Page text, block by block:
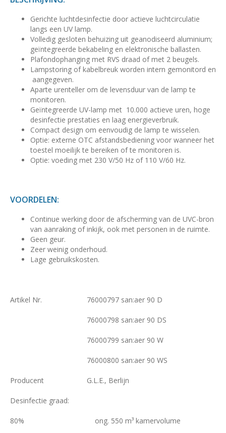
Gerichte luchtdesinfectie door actieve luchtcirculatie
langs een UV lamp.
Volledig gesloten behuizing uit geanodiseerd aluminium;
geïntegreerde bekabeling en elektronische ballasten.
Plafondophanging met RVS draad of met 2 beugels.
Lampstoring of kabelbreuk worden intern gemonitord en
aangegeven.
Aparte urenteller om de levensduur van de lamp te
monitoren.
Geïntegreerde UV-lamp met 10.000 actieve uren, hoge
desinfectie prestaties en laag energieverbruik.
Compact design om eenvoudig de lamp te wisselen.
Optie: externe OTC afstandsbediening voor wanneer het
toestel moeilijk te bereiken of te monitoren is.
Optie: voeding met 230 V/50 Hz of 110 V/60 Hz.
VOORDELEN:
Continue werking door de afscherming van de UVC-bron
van aanraking of inkijk, ook met personen in de ruimte.
Geen geur.
Zeer weinig onderhoud.
Lage gebruikskosten.
Artikel Nr. 76000797 san:aer 90 D
76000798 san:aer 90 DS
76000799 san:aer 90 W
76000800 san:aer 90 WS
Producent G.L.E., Berlijn
Desinfectie graad:
80% ong. 550 m³ kamervolume